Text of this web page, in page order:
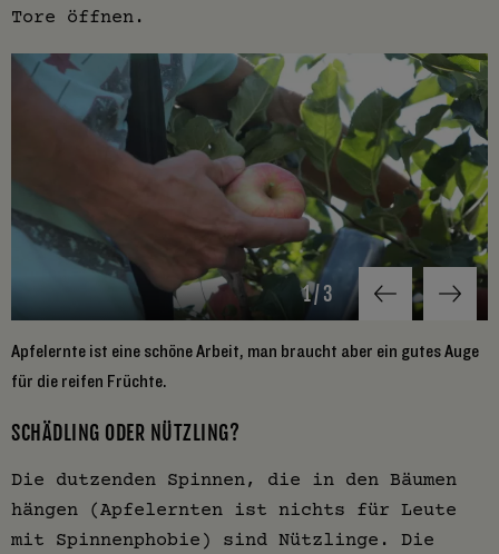
Tore öffnen.
1/3
Apfelernte ist eine schöne Arbeit, man braucht aber ein gutes Auge
für die reifen Früchte.
SCHÄDLING ODER NÜTZLING?
Die dutzenden Spinnen, die in den Bäumen
hängen (Apfelernten ist nichts für Leute
mit Spinnenphobie) sind Nützlinge. Die